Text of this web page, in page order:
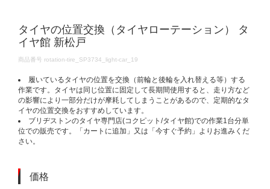
タイヤの位置交換（タイヤローテーション） タ
イヤ館 新松戸
DETAILS
商品番号 rotation-tire_SP3734_light-car_19
履いているタイヤの位置を交換（前輪と後輪を入れ替える等）する
作業です。タイヤは同じ位置に固定して長期間使用すると、走り方など
の影響により一部分だけが摩耗してしまうことがあるので、定期的なタ
イヤの位置交換をおすすめしています。
ブリヂストンのタイヤ専門店(コクピット/タイヤ館)での作業1台分単
位での販売です。「カートに追加」又は「今すぐ予約」よりお進みくだ
さい。
価格